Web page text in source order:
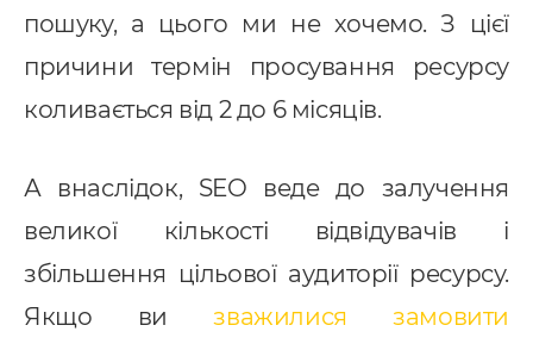
пошуку, а цього ми не хочемо. З цієї
причини термін просування ресурсу
коливається від 2 до 6 місяців.
А внаслідок, SEO веде до залучення
великої кількості відвідувачів і
збільшення цільової аудиторії ресурсу.
Якщо визважилися замовити